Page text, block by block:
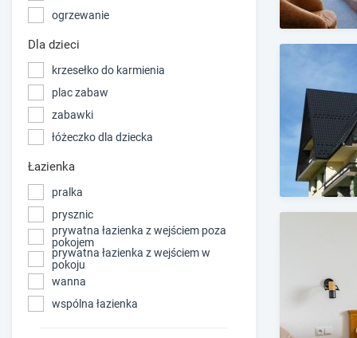
ogrzewanie
Dla dzieci
krzesełko do karmienia
plac zabaw
zabawki
łóżeczko dla dziecka
Łazienka
pralka
prysznic
prywatna łazienka z wejściem poza
pokojem
prywatna łazienka z wejściem w
pokoju
wanna
wspólna łazienka